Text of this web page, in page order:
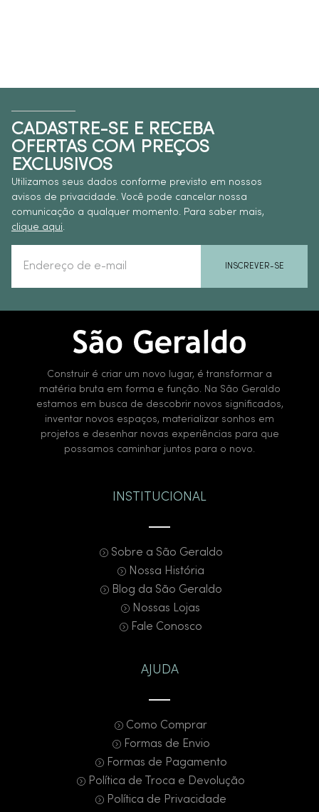
CADASTRE-SE E RECEBA
OFERTAS COM PREÇOS
EXCLUSIVOS
Utilizamos seus dados conforme previsto em nossos
avisos de privacidade. Você pode cancelar nossa
comunicação a qualquer momento. Para saber mais,
clique aqui.
INSCREVER-SE
Construir é criar um novo lugar, é transformar a
matéria bruta em forma e função. Na São Geraldo
estamos em busca de descobrir novos significados,
inventar novos espaços, materializar sonhos em
projetos e desenhar novas experiências para que
possamos caminhar juntos para o novo.
INSTITUCIONAL
Sobre a São Geraldo
Nossa História
Blog da São Geraldo
Nossas Lojas
Fale Conosco
AJUDA
Como Comprar
Formas de Envio
Formas de Pagamento
Política de Troca e Devolução
Política de Privacidade